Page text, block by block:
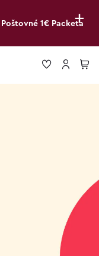
+
Poštovné 1€ Packeta